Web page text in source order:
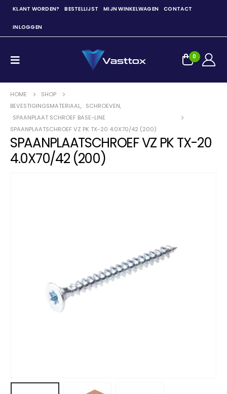
KLANT WORDEN? BESTELLIJST MIJN WINKELWAGEN CONTACT
INLOGGEN
0
HOME
SHOP
BEVESTIGINGSMATERIAAL, SCHROEVEN,
SPAANPLAAT SCHROEF BASE-LINE
SPAANPLAATSCHROEF VZ PK TX-20 4.0X70/42 (200)
SPAANPLAATSCHROEF VZ PK TX-20
4.0X70/42 (200)